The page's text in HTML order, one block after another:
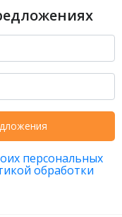
персональных
обработки